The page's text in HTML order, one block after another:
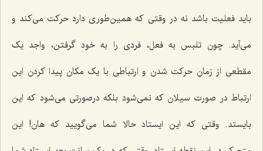
باید فعلیت باشد نه در وقتی که همین‌طوری دارد حرکت می‌کند و
می‌آید. چون تلبس به فعل، فردی را به خود گرفتن، واجد یک
مقطعی از زمانِ حرکت شدن و ارتباطی با یک مکان پیدا کردن این
ارتباط در صورت سیلان که نمی‌شود بلکه درصورتی می‌شود که این
بایستد. وقتی که این ایستاد حالا شما می‌گویید که هان! این